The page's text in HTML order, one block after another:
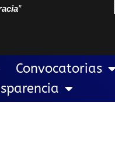
”
Convocatorias